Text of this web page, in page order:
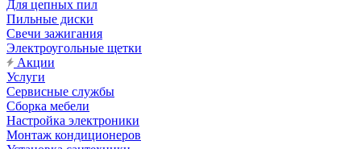
Для цепных пил
Пильные диски
Свечи зажигания
Электроугольные щетки
Акции
Услуги
Сервисные службы
Сборка мебели
Настройка электроники
Монтаж кондиционеров